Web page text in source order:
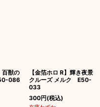
百獣の
086
【金箔ホロ R】輝き夜景
クルーズ メルク E50-
033
300円(税込)